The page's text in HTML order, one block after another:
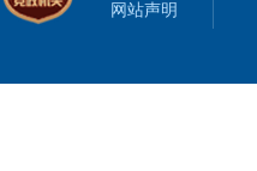
网站声明